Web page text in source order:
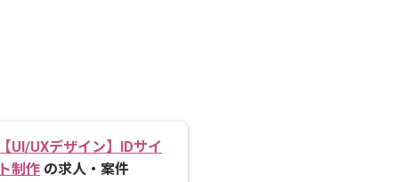
【UI/UXデザイン】IDサイ
ト制作 の求人・案件